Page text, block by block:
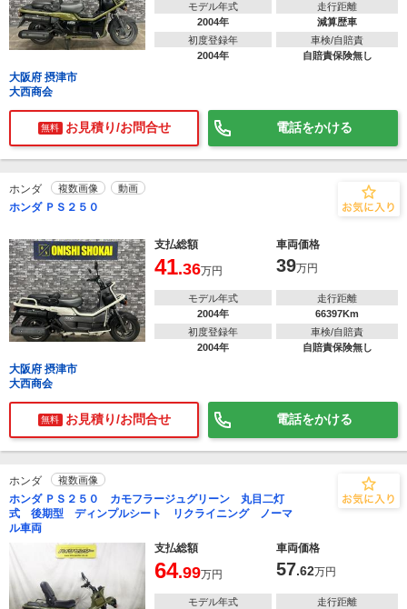
モデル年式
2004年
走行距離
減算歴車
初度登録年
2004年
車検/自賠責
自賠責保険無し
大阪府 摂津市
大西商会
無料 お見積り/お問合せ 電話をかける
ホンダ 複数画像 動画
ホンダ ＰＳ２５０
支払総額 車両価格
41.36万円 39万円
モデル年式
2004年
走行距離
66397Km
初度登録年
2004年
車検/自賠責
自賠責保険無し
大阪府 摂津市
大西商会
無料 お見積り/お問合せ 電話をかける
ホンダ 複数画像
ホンダ ＰＳ２５０ カモフラージュグリーン 丸目二灯
式 後期型 ディンプルシート リクライニング ノーマ
ル車両
支払総額
車両価格
64.99万円 57.62万円
モデル年式
走行距離